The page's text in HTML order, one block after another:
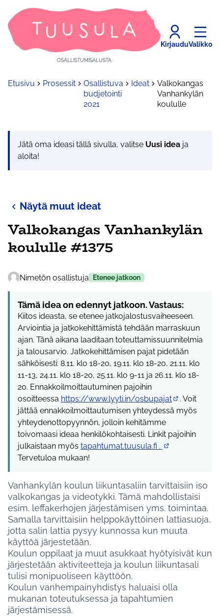
OSALLISTUMISALUSTA
KirjauduValikko
Etusivu Prosessit
Osallistuva
budjetointi
2021
Ideat
Valkokangas
Vanhankylän
koululle
Jätä oma ideasi tällä sivulla, valitse Uusi idea ja
aloita!
Näytä muut ideat
Valkokangas Vanhankylän
koululle #1375
Nimetön osallistuja Etenee jatkoon
Tämä idea on edennyt jatkoon. Vastaus:
Kiitos ideasta, se etenee jatkojalostusvaiheeseen.
Arviointia ja jatkokehittämistä tehdään marraskuun
ajan. Tänä aikana laaditaan toteuttamissuunnitelmia
ja talousarvio. Jatkokehittämisen pajat pidetään
sähköisesti: 8.11. klo 18-20, 19.11. klo 18-20, 21.11. klo
11-13, 24.11. klo 18-20, 25.11. klo 9-11 ja 26.11. klo 18-
20. Ennakkoilmoittautuminen pajoihin
osoitteessa https://www.lyyti.in/osbupajat
(Ulkoinen
. Voit
jättää ennakkoilmoittautumisen yhteydessä myös
yhteydenottopyynnön, jolloin kehitämme
toivomaasi ideaa henkilökohtaisesti. Linkit pajoihin
julkaistaan myös tapahtumat.tuusula.fi .
Tervetuloa mukaan!
Vanhankylän koulun liikuntasaliin tarvittaisiin iso
valkokangas ja videotykki. Tämä mahdollistaisi
esim. leffakerhojen järjestämisen yms. toimintaa.
Samalla tarvittaisiin helppokäyttöinen lattiasuoja,
jotta salin lattia pysyy kunnossa kun muuta
käyttöä järjestetään.
Koulun oppilaat ja muut asukkaat hyötyisivät kun
järjestetään aktiviteetteja ja koulun liikuntasali
tulisi monipuoliseen käyttöön.
Koulun vanhempainyhdistys haluaisi olla
mukanan toteutuksessa ja tapahtumien
järjestämisessä.